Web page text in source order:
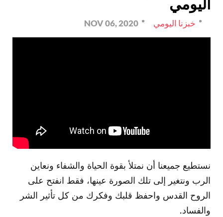
اليومي
خبزنا اليومي NOV 06, 2020
نستطيع جميعنا أن نمتلأ بقوة الحياة والشفاء ونعاين
الرب ونتغير إلى تلك الصورة عينها، فقط انفتح على
الروح القدس واحفظ قلبك وفكرك من كل تأثير الشر
والفساد.